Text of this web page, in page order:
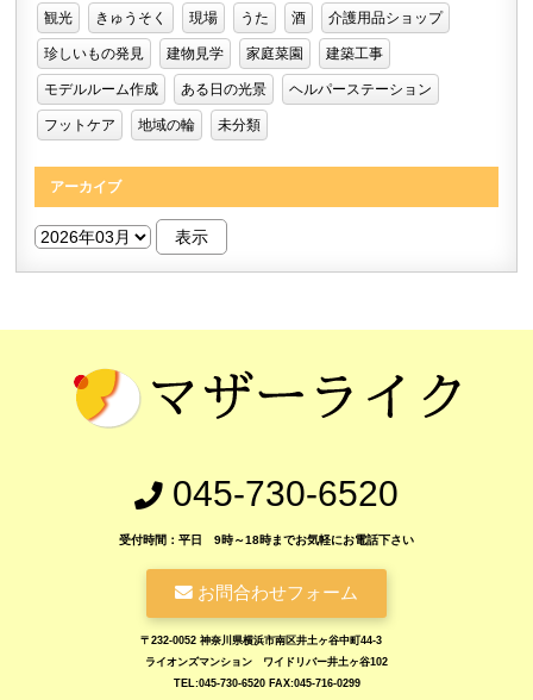
観光 きゅうそく 現場 うた 酒 介護用品ショップ
珍しいもの発見 建物見学 家庭菜園 建築工事
モデルルーム作成 ある日の光景 ヘルパーステーション
フットケア 地域の輪 未分類
アーカイブ
045-730-6520
受付時間：平日 9時～18時までお気軽にお電話下さい
お問合わせフォーム
〒232-0052 神奈川県横浜市南区井土ヶ谷中町44-3
ライオンズマンション ワイドリバー井土ヶ谷102
TEL:045-730-6520 FAX:045-716-0299